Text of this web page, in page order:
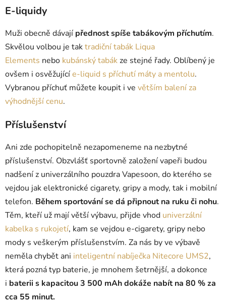
E-liquidy
Muži obecně dávají přednost spíše tabákovým příchutím.
Skvělou volbou je taktradiční tabák Liqua
Elements nebo kubánský tabákze stejné řady. Oblíbený je
ovšem i osvěžujícíe-liquid s příchutí máty a mentolu.
Vybranou příchuť můžete koupit i ve větším balení za
výhodnější cenu.
Příslušenství
Ani zde pochopitelně nezapomeneme na nezbytné
příslušenství. Obzvlášť sportovně založení vapeři budou
nadšení z univerzálního pouzdra Vapesoon, do kterého se
vejdou jak elektronické cigarety, gripy a mody, tak i mobilní
telefon. Během sportování se dá připnout na ruku či nohu.
Těm, kteří už mají větší výbavu, přijde vhod univerzální
kabelka s rukojetí, kam se vejdou e-cigarety, gripy nebo
mody s veškerým příslušenstvím. Za nás by ve výbavě
neměla chybět ani inteligentní nabíječka Nitecore UMS2,
která pozná typ baterie, je mnohem šetrnější, a dokonce
i baterii s kapacitou 3 500 mAh dokáže nabít na 80 % za
cca 55 minut.